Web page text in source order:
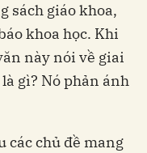
sách giáo khoa,
khoa học. Khi
này nói về giai
gì? Nó phản ánh
các chủ đề mang